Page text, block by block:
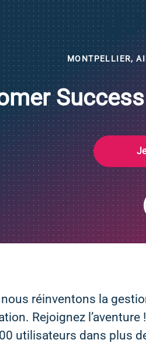
MONTPELLIER,
nous réinventons la
Rejoignez l’aventure !
utilisateurs dans plus